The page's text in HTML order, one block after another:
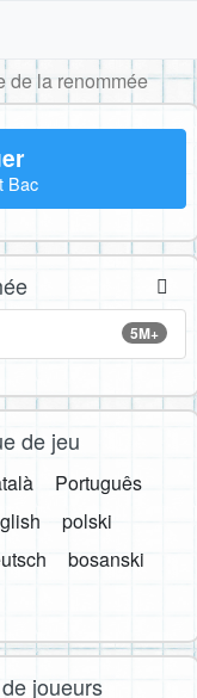
de la renommée
Bac
5M+
de jeu
Português
polski
bosanski
joueurs